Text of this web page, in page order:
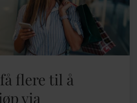
flere til å
via